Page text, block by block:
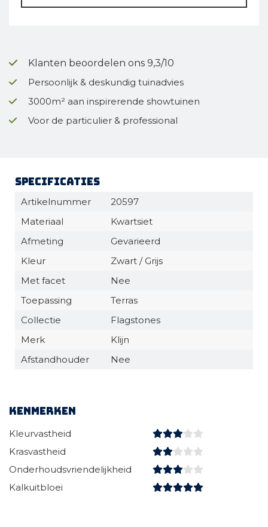
Klanten beoordelen ons 9,3/10
Persoonlijk & deskundig tuinadvies
3000m² aan inspirerende showtuinen
Voor de particulier & professional
Specificaties
Artikelnummer
20597
Materiaal
Kwartsiet
Afmeting
Gevarieerd
Kleur
Zwart / Grijs
Met facet
Nee
Toepassing
Terras
Collectie
Flagstones
Merk
Klijn
Afstandhouder
Nee
Kenmerken
Kleurvastheid
Krasvastheid
Onderhoudsvriendelijkheid
Kalkuitbloei